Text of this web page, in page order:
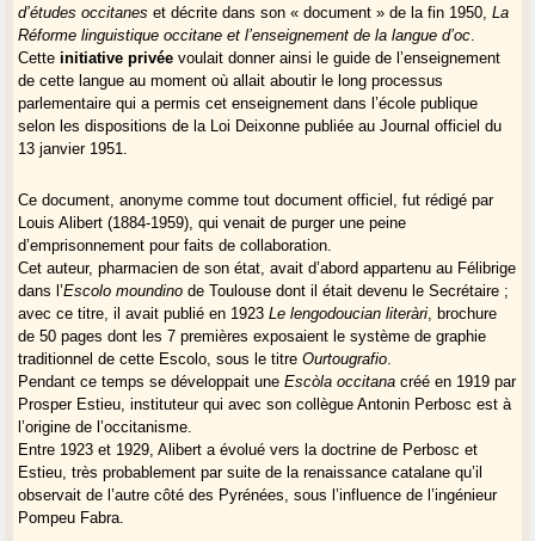
d’études occitanes et décrite dans son « document » de la fin 1950,La
Réforme linguistique occitane et l’enseignement de la langue d’oc
Cetteinitiative privée voulait donner ainsi le guide de l’enseignement
de cette langue au moment où allait aboutir le long processus
parlementaire qui a permis cet enseignement dans l’école publique
selon les dispositions de la Loi Deixonne publiée au Journal officiel du
13 janvier 1951.
Ce document, anonyme comme tout document officiel, fut rédigé par
Louis Alibert (1884-1959), qui venait de purger une peine
d’emprisonnement pour faits de collaboration.
Cet auteur, pharmacien de son état, avait d’abord appartenu au Félibrige
dans l’Escolo moundino de Toulouse dont il était devenu le Secrétaire ;
avec ce titre, il avait publié en 1923Le lengodoucian literàri , brochure
de 50 pages dont les 7 premières exposaient le système de graphie
traditionnel de cette Escolo, sous le titreOurtougrafio
Pendant ce temps se développait uneEscòla occitana créé en 1919 par
Prosper Estieu, instituteur qui avec son collègue Antonin Perbosc est à
l’origine de l’occitanisme.
Entre 1923 et 1929, Alibert a évolué vers la doctrine de Perbosc et
Estieu, très probablement par suite de la renaissance catalane qu’il
observait de l’autre côté des Pyrénées, sous l’influence de l’ingénieur
Pompeu Fabra.